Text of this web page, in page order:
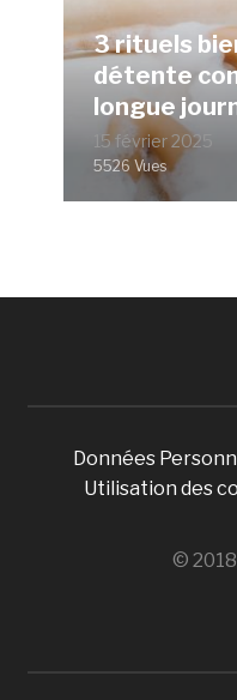
3 rituels
détente
longue
15 février 2025
5526 Vues
Données
Utilisation des
©